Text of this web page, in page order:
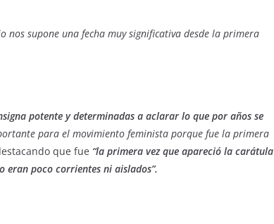
nos supone una fecha muy significativa desde la primera
potente y determinadas a aclarar lo que por años se
para el movimiento feminista porque fue la primera
que fue “la primera vez que apareció la carátula
eran poco corrientes ni aislados”.